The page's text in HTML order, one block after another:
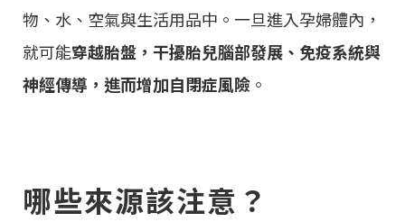
物、水、空氣與生活用品中。一旦進入孕婦體內，
就可能穿越胎盤，干擾胎兒腦部發展、免疫系統與
神經傳導，進而增加自閉症風險 。
哪些來源該注意？